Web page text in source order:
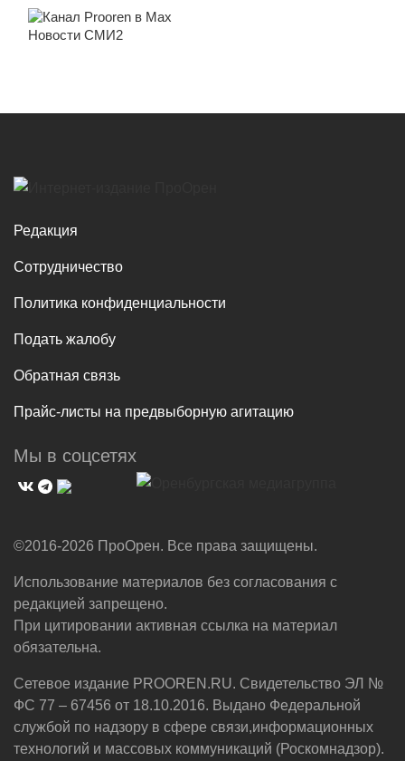
Новости СМИ2
Редакция
Сотрудничество
Политика конфиденциальности
Подать жалобу
Обратная связь
Прайс-листы на предвыборную агитацию
Мы в соцсетях
©2016-2026 ПроОрен. Все права защищены.
Использование материалов без согласования с
редакцией запрещено.
При цитировании активная ссылка на материал
обязательна.
Сетевое издание PROOREN.RU. Свидетельство ЭЛ №
ФС 77 – 67456 от 18.10.2016. Выдано Федеральной
службой по надзору в сфере связи,информационных
технологий и массовых коммуникаций (Роскомнадзор).